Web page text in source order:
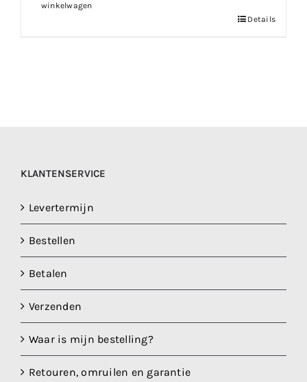
winkelwagen
Details
KLANTENSERVICE
Levertermijn
Bestellen
Betalen
Verzenden
Waar is mijn bestelling?
Retouren, omruilen en garantie